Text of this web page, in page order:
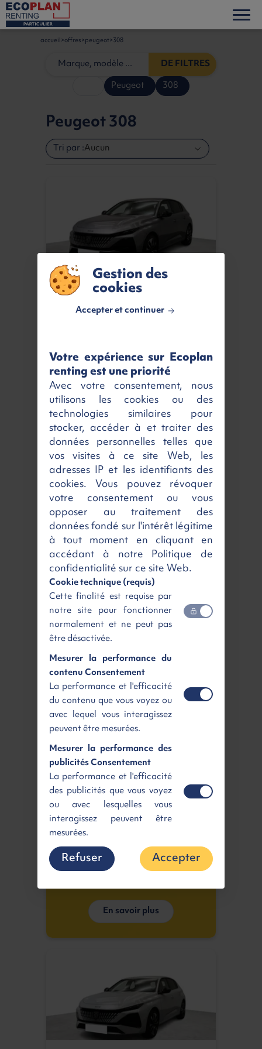
accueil offres peugeot 308
DE FILTRES
Peugeot
308
Peugeot 308
Tri par :Aucun
PEUGEOT 308
Allure + Caméra 360
Blue HDI 130 ch S&S EAT8
408 € / mois
Disponible Voir
PEUGEOT 308
Allure + Caméra 360
Blue HDI 130 ch S&S EAT8
Diesel | Neuf | Automatique
408 €TTC/ mois
Disponible
En savoir plus
Gestion des
cookies
Accepter et continuer
Votre expérience sur Ecoplan
renting est une priorité
Avec votre consentement, nous
utilisons les cookies ou des
technologies similaires pour
stocker, accéder à et traiter des
données personnelles telles que
vos visites à ce site Web, les
adresses IP et les identifiants des
cookies. Vous pouvez révoquer
votre consentement ou vous
opposer au traitement des
données fondé sur l'intérêt légitime
à tout moment en cliquant en
accédant à notre Politique de
confidentialité sur ce site Web.
Cookie technique (requis)
Cette finalité est requise par
notre site pour fonctionner
normalement et ne peut pas
être désactivée.
Mesurer la performance du
contenu Consentement
La performance et l'efficacité
du contenu que vous voyez ou
avec lequel vous interagissez
peuvent être mesurées.
Mesurer la performance des
publicités Consentement
La performance et l'efficacité
des publicités que vous voyez
ou avec lesquelles vous
interagissez peuvent être
mesurées.
Refuser Accepter